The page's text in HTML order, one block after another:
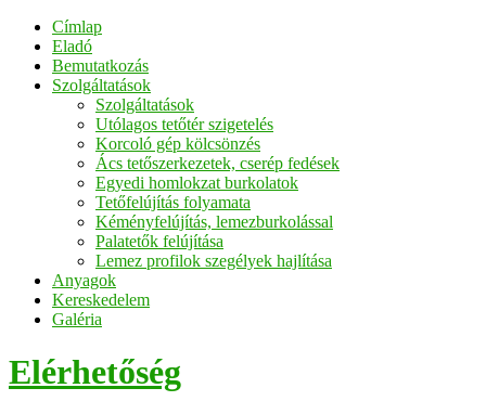
Címlap
Eladó
Bemutatkozás
Szolgáltatások
Szolgáltatások
Utólagos tetőtér szigetelés
Korcoló gép kölcsönzés
Ács tetőszerkezetek, cserép fedések
Egyedi homlokzat burkolatok
Tetőfelújítás folyamata
Kéményfelújítás, lemezburkolással
Palatetők felújítása
Lemez profilok szegélyek hajlítása
Anyagok
Kereskedelem
Galéria
Elérhetőség